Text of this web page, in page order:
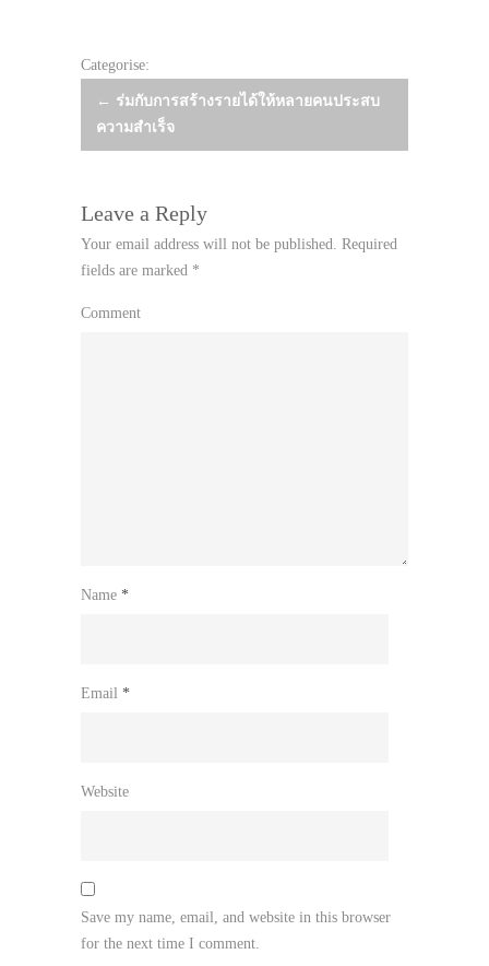
Categorise:
Post
navigation
← ร่มกับการสร้างรายได้ให้หลายคนประสบ
ความสำเร็จ
Leave a Reply
Your email address will not be published. Required
fields are marked *
Comment
Name *
Email *
Website
Save my name, email, and website in this browser
for the next time I comment.